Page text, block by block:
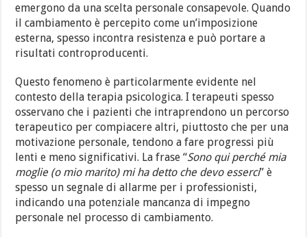
emergono da una scelta personale consapevole. Quando
il cambiamento è percepito come un’imposizione
esterna, spesso incontra resistenza e può portare a
risultati controproducenti.
Questo fenomeno è particolarmente evidente nel
contesto della terapia psicologica. I terapeuti spesso
osservano che i pazienti che intraprendono un percorso
terapeutico per compiacere altri, piuttosto che per una
motivazione personale, tendono a fare progressi più
lenti e meno significativi. La frase “Sono qui perché mia
moglie (o mio marito) mi ha detto che devo esserci” è
spesso un segnale di allarme per i professionisti,
indicando una potenziale mancanza di impegno
personale nel processo di cambiamento.